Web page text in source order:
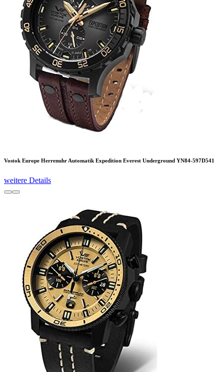
Vostok Europe Herrenuhr Automatik Expedition Everest Underground YN84-597D541
weitere Details